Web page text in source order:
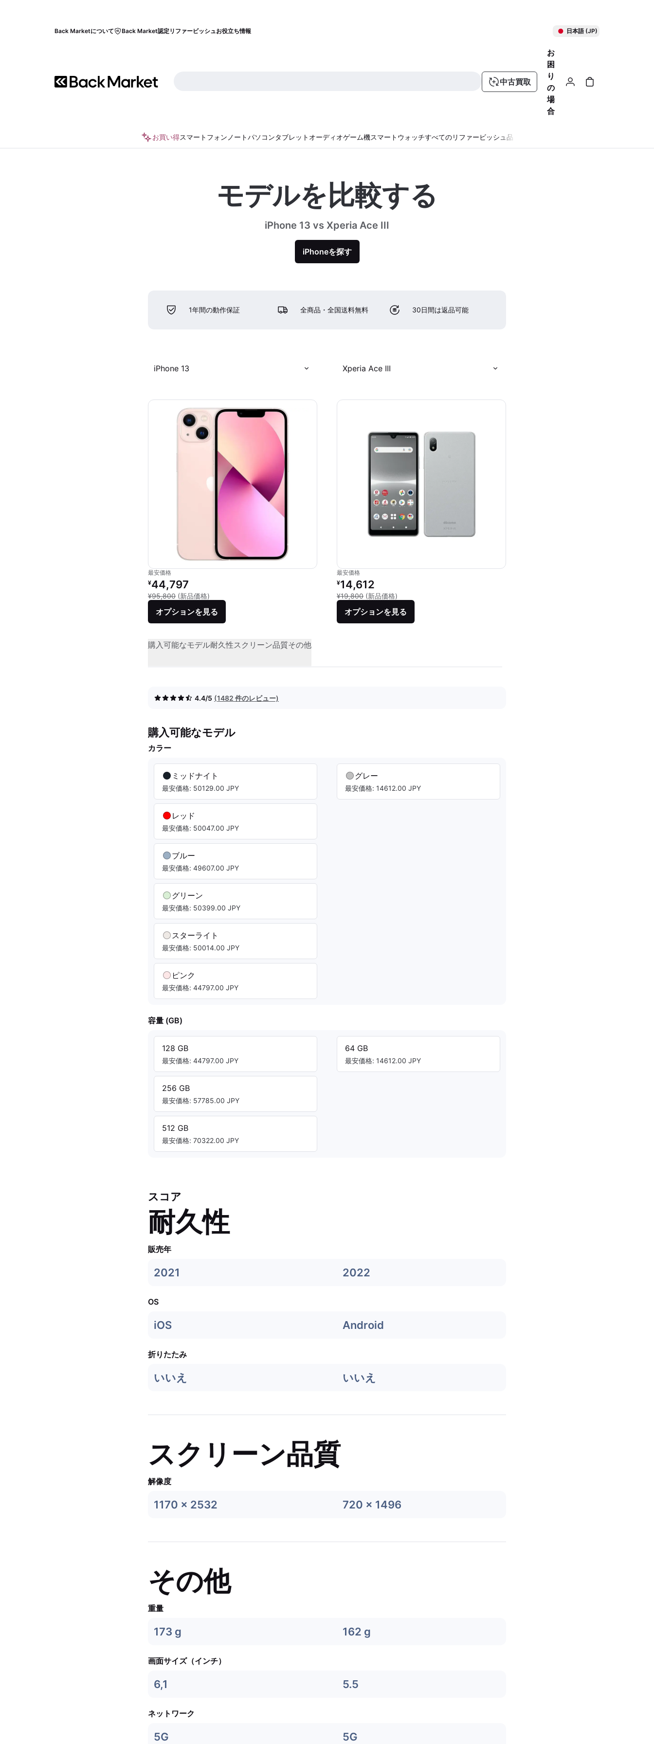
Back Marketについて Back Market認定リファービッシュお役立ち情報 日本語 (JP)
中古買取
お
困
り
の
場
合
お買い得スマートフォン ノートパソコンタブレット オーディオゲーム機スマートウォッチすべてのリファービッシュ品
モデルを比較する
iPhone 13 vs Xperia Ace III
iPhoneを探す
1年間の動作保証 全商品・全国送料無料 30日間は返品可能
iPhone 13 Xperia Ace III
最安価格
リファービッシュ品の価格：
¥44,797
¥95,800 (新品価格)
オプションを見る
最安価格
リファービッシュ品の価格：
¥14,612
¥19,800 (新品価格)
オプションを見る
購入可能なモデル耐久性スクリーン品質その他
4.4/5 (1482 件のレビュー)
購入可能なモデル
カラー
ミッドナイト
最安価格: 50129.00 JPY
レッド
最安価格: 50047.00 JPY
ブルー
最安価格: 49607.00 JPY
グリーン
最安価格: 50399.00 JPY
スターライト
最安価格: 50014.00 JPY
ピンク
最安価格: 44797.00 JPY
グレー
最安価格: 14612.00 JPY
容量 (GB)
128 GB
最安価格: 44797.00 JPY
256 GB
最安価格: 57785.00 JPY
512 GB
最安価格: 70322.00 JPY
64 GB
最安価格: 14612.00 JPY
スコア
耐久性
販売年
2021 2022
OS
iOS Android
折りたたみ
いいえ いいえ
スクリーン品質
解像度
1170 x 2532 720 x 1496
その他
重量
173 g 162 g
画面サイズ（インチ）
6,1 5.5
ネットワーク
5G 5G